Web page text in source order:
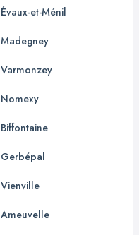
Évaux-et-Ménil
Madegney
Varmonzey
Nomexy
Biffontaine
Gerbépal
Vienville
Ameuvelle